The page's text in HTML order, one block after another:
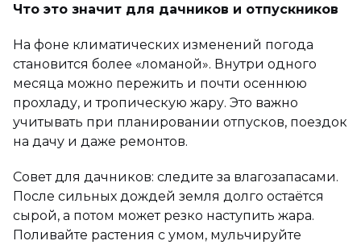
Что это значит для дачников и отпускников
На фоне климатических изменений погода
становится более «ломаной». Внутри одного
месяца можно пережить и почти осеннюю
прохладу, и тропическую жару. Это важно
учитывать при планировании отпусков, поездок
на дачу и даже ремонтов.
Совет для дачников: следите за влагозапасами.
После сильных дождей земля долго остаётся
сырой, а потом может резко наступить жара.
Поливайте растения с умом, мульчируйте